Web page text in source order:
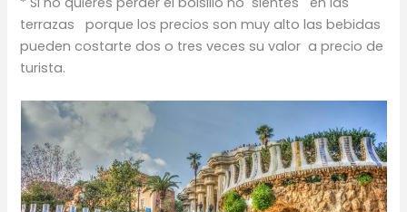
terrazas porque los precios son muy alto las bebidas
pueden costarte dos o tres veces su valor a precio de
turista.